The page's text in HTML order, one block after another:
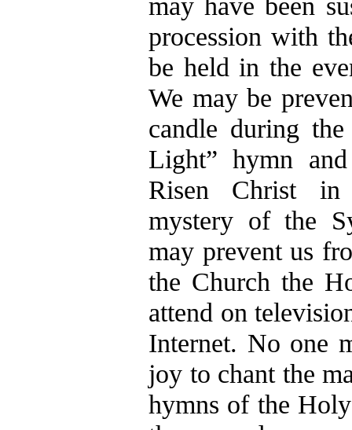
procession with
be held in the
We may be
candle during
Light” hymn
Risen Christ
mystery of the
may prevent us
the Church the
attend on
Internet. No one
joy to chant the
hymns of the